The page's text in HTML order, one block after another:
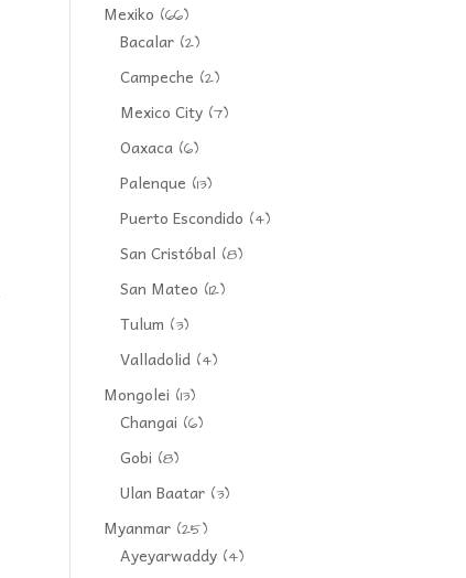
Mexiko (66)
Bacalar (2)
Campeche (2)
Mexico City (7)
Oaxaca (6)
Palenque (13)
Puerto Escondido (4)
San Cristóbal (8)
San Mateo (12)
Tulum (3)
Valladolid (4)
Mongolei (13)
Changai (6)
Gobi (8)
Ulan Baatar (3)
Myanmar (25)
Ayeyarwaddy (4)